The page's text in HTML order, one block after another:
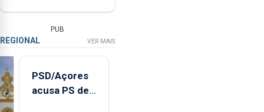
PUB
REGIONAL VER MAIS
PSD/Açores
acusa PS de